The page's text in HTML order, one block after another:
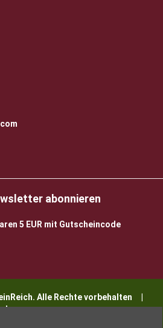
abonnieren
5 EUR mit Gutscheincode
Alle Rechte vorbehalten |
Impressum